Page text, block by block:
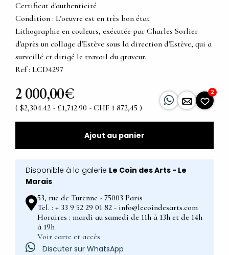
Certificat d'authenticité
Condition : L’oeuvre est en très bon état
Lithographie en couleurs, exécutée par Charles Sorlier
d'après un collage d'Estève sous la direction d'Estève, qui a
surveillé et dirigé le travail du graveur.
Ref : LCD4297
2 000,00€
( $2,304.42 - £1,712.90 - CHF 1 872,45 )
2
Ajout au panier
Disponible à la galerie Le Coin des Arts - Le
Marais
53, rue de Turenne - 75003 Paris
Tel. : + 33 9 52 29 01 82 - info@lecoindesarts.com
Horaires : mardi au samedi de 11h à 13h et de 14h
à 19h
Voir carte et accès
Discuter sur WhatsApp